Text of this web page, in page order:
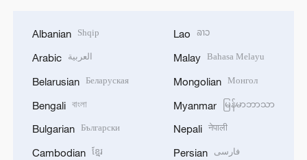
Albanian Shqip
Arabic العربية
Belarusian Беларуская
Bengali বাংলা
Bulgarian Български
Cambodian ខ្មែរ
Lao ລາວ
Malay Bahasa Melayu
Mongolian Монгол
Myanmar မြန်မာဘာသာ
Nepali नेपाली
Persian فارسی